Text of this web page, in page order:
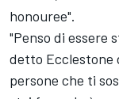
honouree".
"Penso di essere
detto Ecclestone
persone che ti